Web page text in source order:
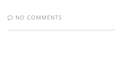
NO COMMENTS